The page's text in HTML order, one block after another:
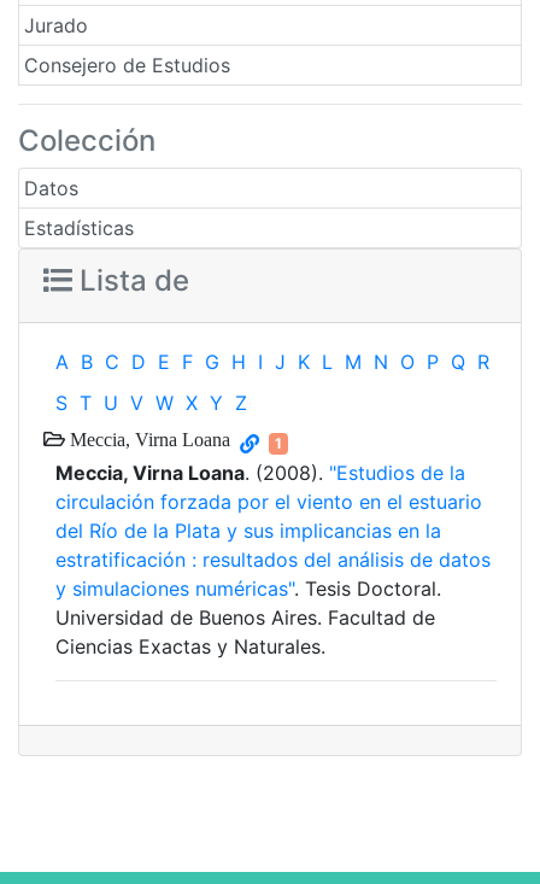
Jurado
Consejero de Estudios
Colección
Datos
Estadísticas
Lista de
A B C D E F G H I J K L M N O P Q R
S T U V W X Y Z
Meccia, Virna Loana 1
Meccia, Virna Loana. (2008). "Estudios de la
circulación forzada por el viento en el estuario
del Río de la Plata y sus implicancias en la
estratificación : resultados del análisis de datos
y simulaciones numéricas". Tesis Doctoral.
Universidad de Buenos Aires. Facultad de
Ciencias Exactas y Naturales.